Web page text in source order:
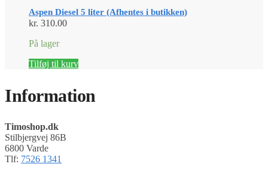
Aspen Diesel 5 liter (Afhentes i butikken)
kr. 310.00
På lager
Tilføj til kurv
Information
Timoshop.dk
Stilbjergvej 86B
6800 Varde
Tlf: 7526 1341